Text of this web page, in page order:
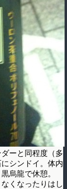
ーと同程度（多
シンドイ。体内
烏龍で休憩。
くなったりはし